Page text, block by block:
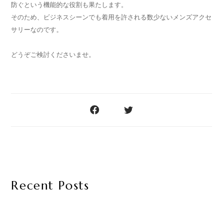
防ぐという機能的な役割も果たします。
そのため、ビジネスシーンでも着用を許される数少ないメンズアクセ
サリーなのです。
どうぞご検討くださいませ。
Recent Posts